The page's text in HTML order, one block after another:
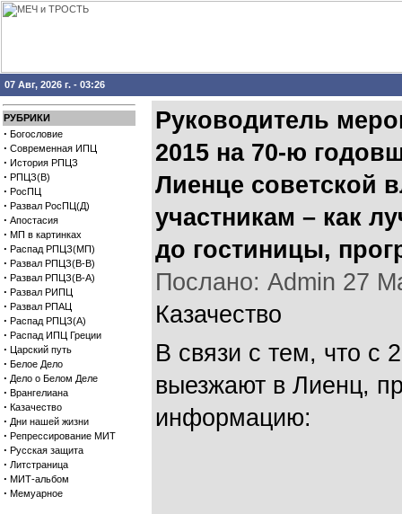
07 Авг, 2026 г. - 03:26
РУБРИКИ
· Богословие
· Современная ИПЦ
· История РПЦЗ
· РПЦЗ(В)
· РосПЦ
· Развал РосПЦ(Д)
· Апостасия
· МП в картинках
· Распад РПЦЗ(МП)
· Развал РПЦЗ(В-В)
· Развал РПЦЗ(В-А)
· Развал РИПЦ
· Развал РПАЦ
· Распад РПЦЗ(А)
· Распад ИПЦ Греции
· Царский путь
· Белое Дело
· Дело о Белом Деле
· Врангелиана
· Казачество
· Дни нашей жизни
· Репрессирование МИТ
· Русская защита
· Литстраница
· МИТ-альбом
· Мемуарное
Руководитель
2015 на 70-ю
Лиенце советской
участникам – как
до гостиницы,
Послано: Admin 27
Казачество
В связи с тем, что с
выезжают в Лиенц,
информацию: